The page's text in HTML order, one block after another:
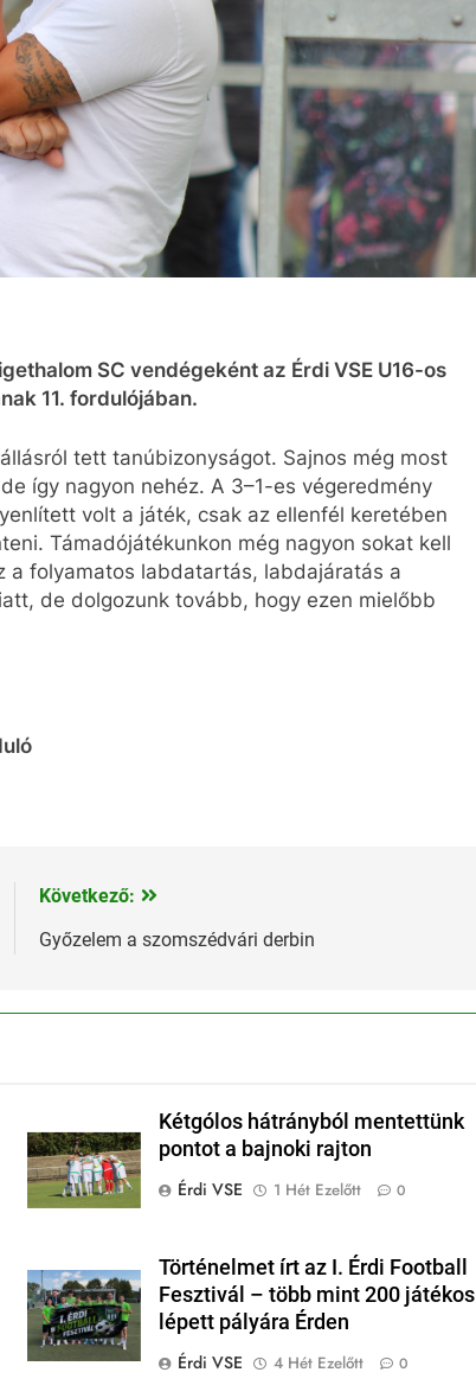
SC vendégeként az Érdi VSE U16-os
11. fordulójában.
tett tanúbizonyságot. Sajnos még most
így nagyon nehéz. A 3–1-es végeredmény
volt a játék, csak az ellenfél keretében
Támadójátékunkon még nagyon sokat kell
a folyamatos labdatartás, labdajáratás a
de dolgozunk tovább, hogy ezen mielőbb
Következő:
Győzelem a szomszédvári derbin
Kétgólos hátrányból mentettünk
pontot a bajnoki rajton
Érdi VSE
1 Hét Ezelőtt 0
Történelmet írt az I. Érdi Football
Fesztivál – több mint 200 játékos
lépett pályára Érden
Érdi VSE
4 Hét Ezelőtt 0